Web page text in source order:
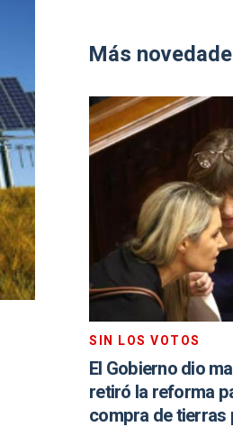
Más
SIN LOS VOTOS
El Gobierno dio
retiró la reforma
compra de